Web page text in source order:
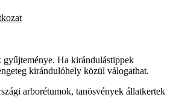
Ha kirándulástippek
kirándulóhely közül válogathat.
arborétumok, tanösvények állatkertek